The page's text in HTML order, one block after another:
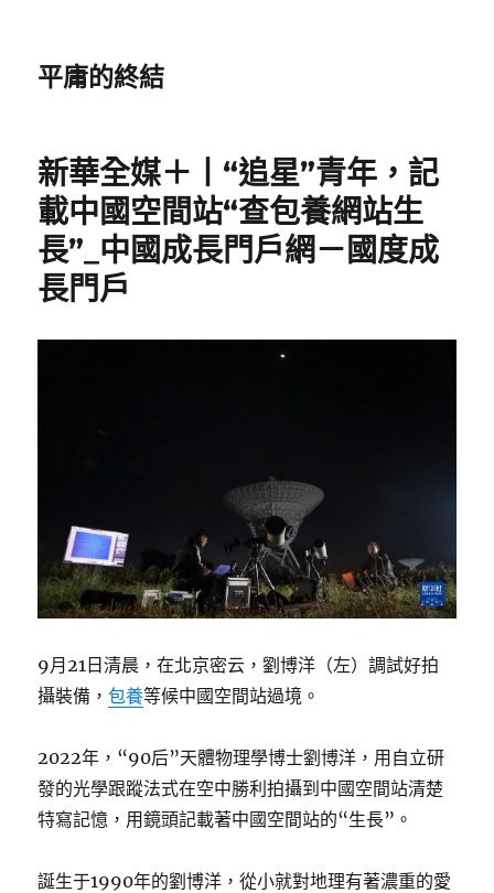
平庸的終結
新華全媒＋丨“追星”青年，記
載中國空間站“查包養網站生
長”_中國成長門戶網－國度成
長門戶
9月21日清晨，在北京密云，劉博洋（左）調試好拍
攝裝備，包養等候中國空間站過境。
2022年，“90后”天體物理學博士劉博洋，用自立研
發的光學跟蹤法式在空中勝利拍攝到中國空間站清楚
特寫記憶，用鏡頭記載著中國空間站的“生長”。
誕生于1990年的劉博洋，從小就對地理有著濃重的愛